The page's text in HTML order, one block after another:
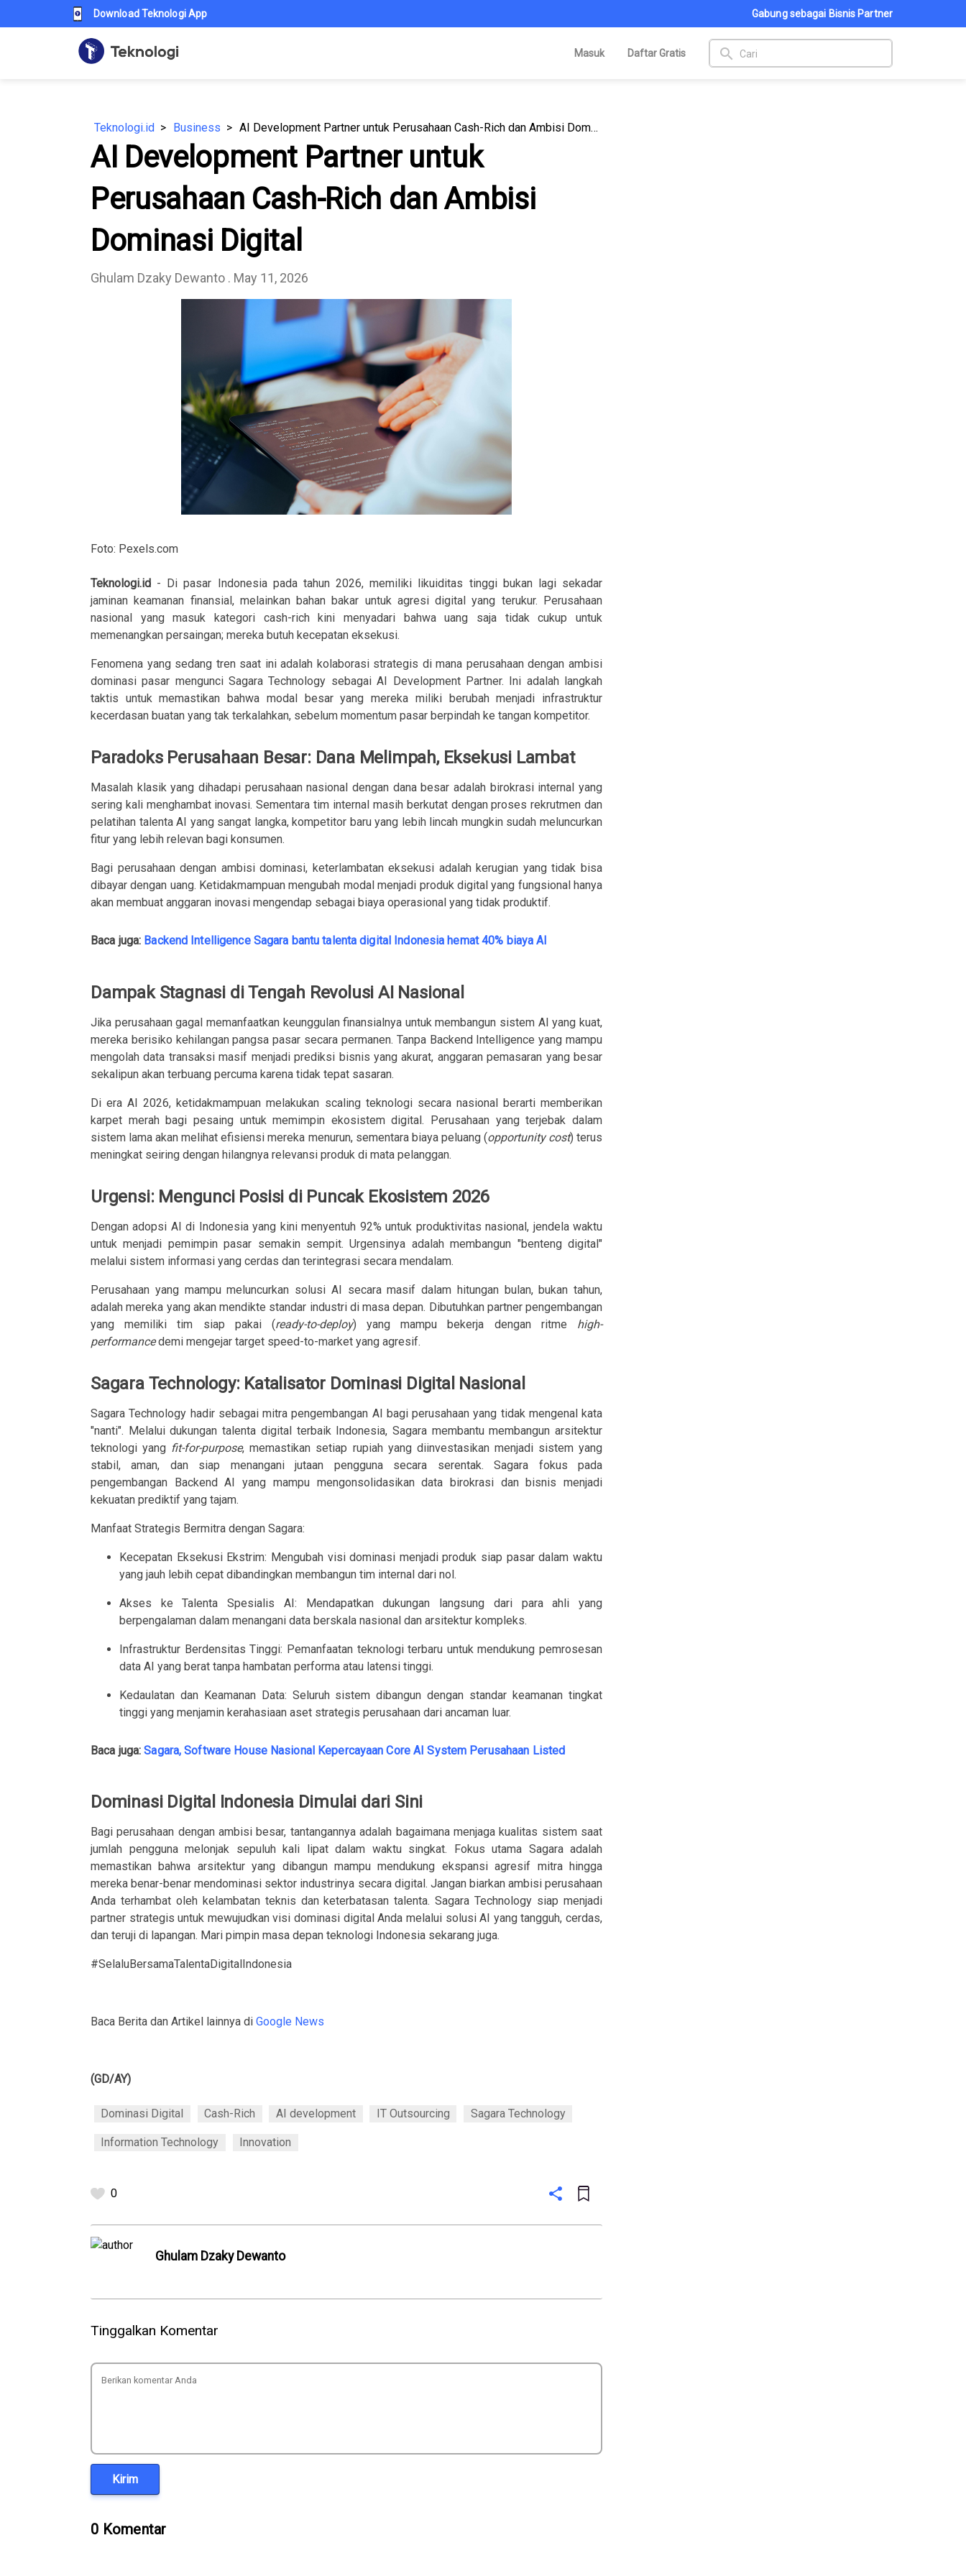
Download Teknologi App Gabung sebagai Bisnis Partner
Masuk Daftar Gratis search
Teknologi.id Business AI Development Partner untuk Perusahaan Cash-Rich dan Ambisi Dominasi Digital
AI Development Partner untuk
Perusahaan Cash-Rich dan Ambisi
Dominasi Digital
Ghulam Dzaky Dewanto . May 11, 2026
Foto: Pexels.com
Teknologi.id - Di pasar Indonesia pada tahun 2026, memiliki likuiditas tinggi bukan lagi sekadar
jaminan keamanan finansial, melainkan bahan bakar untuk agresi digital yang terukur. Perusahaan
nasional yang masuk kategori cash-rich kini menyadari bahwa uang saja tidak cukup untuk
memenangkan persaingan; mereka butuh kecepatan eksekusi.
Fenomena yang sedang tren saat ini adalah kolaborasi strategis di mana perusahaan dengan ambisi
dominasi pasar mengunci Sagara Technology sebagai AI Development Partner. Ini adalah langkah
taktis untuk memastikan bahwa modal besar yang mereka miliki berubah menjadi infrastruktur
kecerdasan buatan yang tak terkalahkan, sebelum momentum pasar berpindah ke tangan kompetitor.
Paradoks Perusahaan Besar: Dana Melimpah, Eksekusi Lambat
Masalah klasik yang dihadapi perusahaan nasional dengan dana besar adalah birokrasi internal yang
sering kali menghambat inovasi. Sementara tim internal masih berkutat dengan proses rekrutmen dan
pelatihan talenta AI yang sangat langka, kompetitor baru yang lebih lincah mungkin sudah meluncurkan
fitur yang lebih relevan bagi konsumen.
Bagi perusahaan dengan ambisi dominasi, keterlambatan eksekusi adalah kerugian yang tidak bisa
dibayar dengan uang. Ketidakmampuan mengubah modal menjadi produk digital yang fungsional hanya
akan membuat anggaran inovasi mengendap sebagai biaya operasional yang tidak produktif.
Baca juga: Backend Intelligence Sagara bantu talenta digital Indonesia hemat 40% biaya AI
Dampak Stagnasi di Tengah Revolusi AI Nasional
Jika perusahaan gagal memanfaatkan keunggulan finansialnya untuk membangun sistem AI yang kuat,
mereka berisiko kehilangan pangsa pasar secara permanen. Tanpa Backend Intelligence yang mampu
mengolah data transaksi masif menjadi prediksi bisnis yang akurat, anggaran pemasaran yang besar
sekalipun akan terbuang percuma karena tidak tepat sasaran.
Di era AI 2026, ketidakmampuan melakukan scaling teknologi secara nasional berarti memberikan
karpet merah bagi pesaing untuk memimpin ekosistem digital. Perusahaan yang terjebak dalam
sistem lama akan melihat efisiensi mereka menurun, sementara biaya peluang (opportunity cost) terus
meningkat seiring dengan hilangnya relevansi produk di mata pelanggan.
Urgensi: Mengunci Posisi di Puncak Ekosistem 2026
Dengan adopsi AI di Indonesia yang kini menyentuh 92% untuk produktivitas nasional, jendela waktu
untuk menjadi pemimpin pasar semakin sempit. Urgensinya adalah membangun "benteng digital"
melalui sistem informasi yang cerdas dan terintegrasi secara mendalam.
Perusahaan yang mampu meluncurkan solusi AI secara masif dalam hitungan bulan, bukan tahun,
adalah mereka yang akan mendikte standar industri di masa depan. Dibutuhkan partner pengembangan
yang memiliki tim siap pakai (ready-to-deploy) yang mampu bekerja dengan ritme high-
performancedemi mengejar target speed-to-market yang agresif.
Sagara Technology: Katalisator Dominasi Digital Nasional
Sagara Technology hadir sebagai mitra pengembangan AI bagi perusahaan yang tidak mengenal kata
"nanti". Melalui dukungan talenta digital terbaik Indonesia, Sagara membantu membangun arsitektur
teknologi yang fit-for-purpose, memastikan setiap rupiah yang diinvestasikan menjadi sistem yang
stabil, aman, dan siap menangani jutaan pengguna secara serentak. Sagara fokus pada
pengembangan Backend AI yang mampu mengonsolidasikan data birokrasi dan bisnis menjadi
kekuatan prediktif yang tajam.
Manfaat Strategis Bermitra dengan Sagara:
Kecepatan Eksekusi Ekstrim: Mengubah visi dominasi menjadi produk siap pasar dalam waktu
yang jauh lebih cepat dibandingkan membangun tim internal dari nol.
Akses ke Talenta Spesialis AI: Mendapatkan dukungan langsung dari para ahli yang
berpengalaman dalam menangani data berskala nasional dan arsitektur kompleks.
Infrastruktur Berdensitas Tinggi: Pemanfaatan teknologi terbaru untuk mendukung pemrosesan
data AI yang berat tanpa hambatan performa atau latensi tinggi.
Kedaulatan dan Keamanan Data: Seluruh sistem dibangun dengan standar keamanan tingkat
tinggi yang menjamin kerahasiaan aset strategis perusahaan dari ancaman luar.
Baca juga:Sagara, Software House Nasional Kepercayaan Core AI System Perusahaan Listed
Dominasi Digital Indonesia Dimulai dari Sini
Bagi perusahaan dengan ambisi besar, tantangannya adalah bagaimana menjaga kualitas sistem saat
jumlah pengguna melonjak sepuluh kali lipat dalam waktu singkat. Fokus utama Sagara adalah
memastikan bahwa arsitektur yang dibangun mampu mendukung ekspansi agresif mitra hingga
mereka benar-benar mendominasi sektor industrinya secara digital. Jangan biarkan ambisi perusahaan
Anda terhambat oleh kelambatan teknis dan keterbatasan talenta. Sagara Technology siap menjadi
partner strategis untuk mewujudkan visi dominasi digital Anda melalui solusi AI yang tangguh, cerdas,
dan teruji di lapangan. Mari pimpin masa depan teknologi Indonesia sekarang juga.
#SelaluBersamaTalentaDigitalIndonesia
Baca Berita dan Artikel lainnya di Google News
(GD/AY)
Dominasi Digital Cash-Rich AI development IT Outsourcing Sagara Technology
Information Technology Innovation
0
Ghulam Dzaky Dewanto
Tinggalkan Komentar
Kirim
0 Komentar